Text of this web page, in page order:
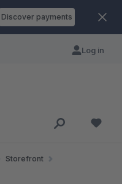
Discover payments
Log in
Storefront